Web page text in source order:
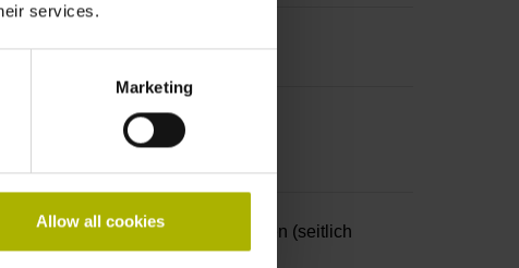
services.
Marketing
Allow all cookies
mit Verriegelung und Seitenwänden (seitlich